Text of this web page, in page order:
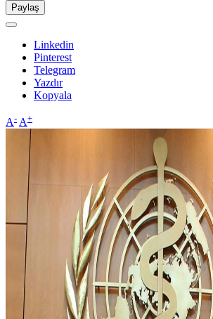
Paylaş
Linkedin
Pinterest
Telegram
Yazdır
Kopyala
A- A+